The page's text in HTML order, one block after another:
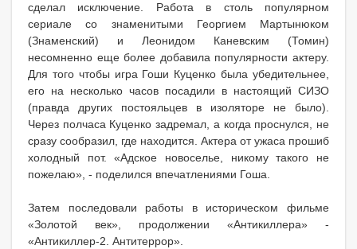
сделал исключение. Работа в столь популярном
сериале со знаменитыми Георгием Мартынюком
(Знаменский) и Леонидом Каневским (Томин)
несомненно еще более добавила популярности актеру.
Для того чтобы игра Гоши Куценко была убедительнее,
его на несколько часов посадили в настоящий СИЗО
(правда других постояльцев в изоляторе не было).
Через полчаса Куценко задремал, а когда проснулся, не
сразу сообразил, где находится. Актера от ужаса прошиб
холодный пот. «Адское новоселье, никому такого не
пожелаю», - поделился впечатлениями Гоша.
Затем последовали работы в историческом фильме
«Золотой век», продолжении «Антикиллера» -
«Антикиллер-2. Антитеррор».